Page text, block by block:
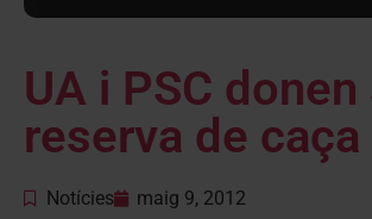
UA i PSC
reserva de caça
Notícies maig 9, 2012